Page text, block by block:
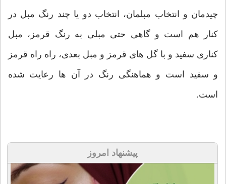
چیدمان و انتخاب مبلمان، انتخاب دو یا چند رنگ مبل در
کنار هم است و گاهی حتی مبلی به رنگ قرمز، مبل
کناری سفید و با گل های قرمز و مبل بعدی، راه راه قرمز
و سفید است و هماهنگی رنگ در آن ها رعایت شده
است.
پیشنهاد امروز